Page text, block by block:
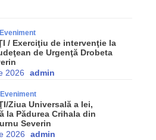
Eveniment
/ Exerciţiu de intervenţie la
de Urgenţă Drobeta
2026
admin
Eveniment
Ziua Universală a Iei,
la Pădurea Crihala din
Severin
2026
admin